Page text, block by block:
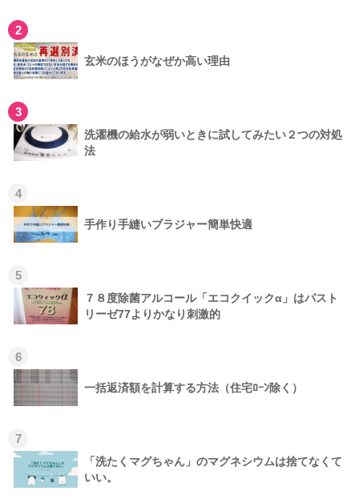
2
玄米のほうがなぜか高い理由
3
洗濯機の給水が弱いときに試してみたい２つの対処
法
4
手作り手縫いブラジャー簡単快適
5
７８度除菌アルコール「エコクイックα」はパスト
リーゼ77よりかなり刺激的
6
一括返済額を計算する方法（住宅ﾛｰﾝ除く）
7
「洗たくマグちゃん」のマグネシウムは捨てなくて
いい。